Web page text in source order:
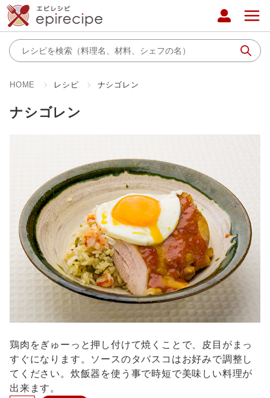
HOME レシピ ナシゴレン
ナシゴレン
鶏肉をぎゅーっと押し付けて焼くことで、皮目がまっ
すぐになります。ソースのタバスコはお好みで調整し
てください。炊飯器を使う事で時短で美味しい料理が
出来ます。